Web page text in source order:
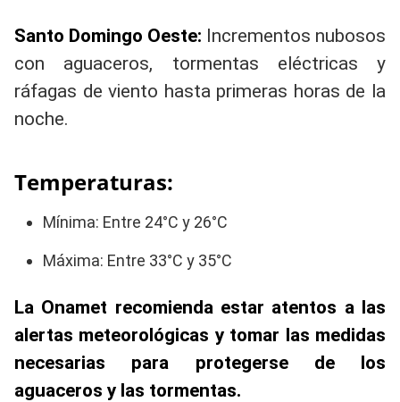
Santo Domingo Oeste: Incrementos nubosos
con aguaceros, tormentas eléctricas y
ráfagas de viento hasta primeras horas de la
noche.
Temperaturas:
Mínima: Entre 24°C y 26°C
Máxima: Entre 33°C y 35°C
La Onamet recomienda estar atentos a las
alertas meteorológicas y tomar las medidas
necesarias para protegerse de los
aguaceros y las tormentas.